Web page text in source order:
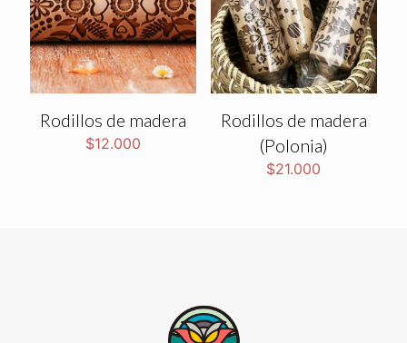
Rodillos de madera
$12.000
Rodillos de madera
(Polonia)
$21.000